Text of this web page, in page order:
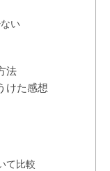
い
法
けた感想
て比較